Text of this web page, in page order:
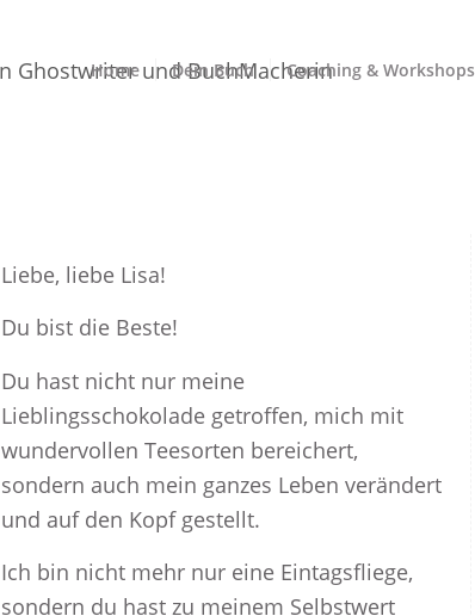
Home Dein Buch Coaching & Workshops
Liebe, liebe Lisa!
Du bist die Beste!
Du hast nicht nur meine
Lieblingsschokolade getroffen, mich mit
wundervollen Teesorten bereichert,
sondern auch mein ganzes Leben verändert
und auf den Kopf gestellt.
Ich bin nicht mehr nur eine Eintagsfliege,
sondern du hast zu meinem Selbstwert